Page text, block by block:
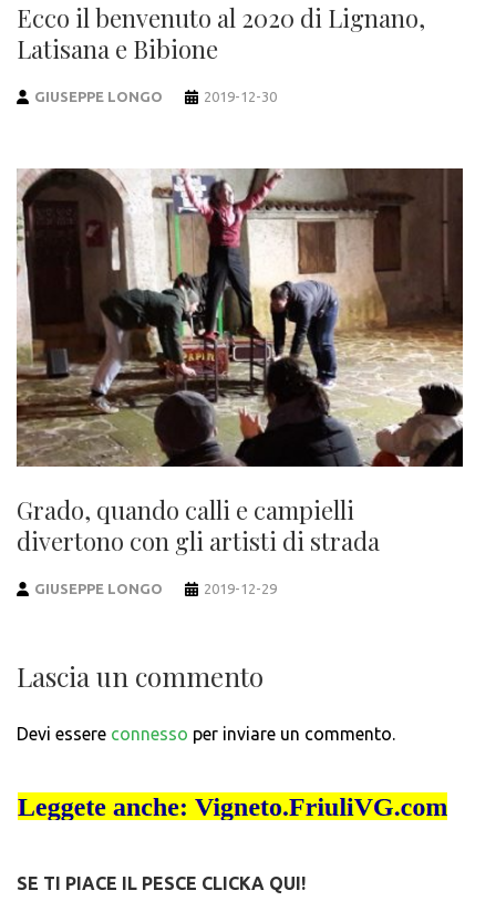
Ecco il benvenuto al 2020 di Lignano,
Latisana e Bibione
GIUSEPPE LONGO 2019-12-30
Grado, quando calli e campielli
divertono con gli artisti di strada
GIUSEPPE LONGO 2019-12-29
Lascia un commento
Devi essere connesso per inviare un commento.
SE TI PIACE IL PESCE CLICKA QUI!